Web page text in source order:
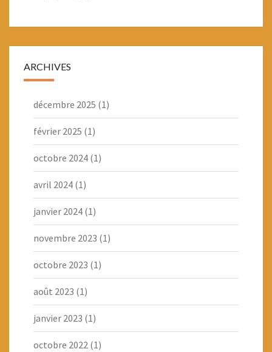
ARCHIVES
décembre 2025 (1)
février 2025 (1)
octobre 2024 (1)
avril 2024 (1)
janvier 2024 (1)
novembre 2023 (1)
octobre 2023 (1)
août 2023 (1)
janvier 2023 (1)
octobre 2022 (1)